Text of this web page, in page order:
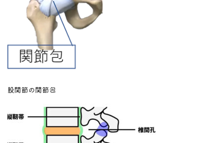
股関節の関節包